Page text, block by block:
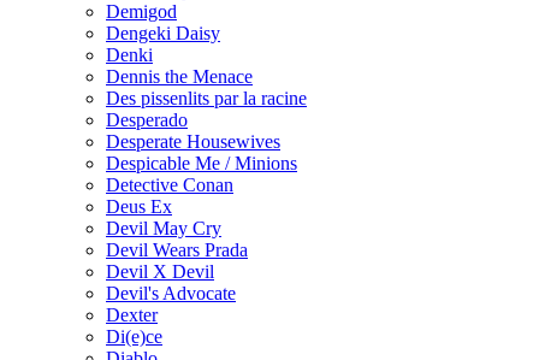
Demigod
Dengeki Daisy
Denki
Dennis the Menace
Des pissenlits par la racine
Desperado
Desperate Housewives
Despicable Me / Minions
Detective Conan
Deus Ex
Devil May Cry
Devil Wears Prada
Devil X Devil
Devil's Advocate
Dexter
Di(e)ce